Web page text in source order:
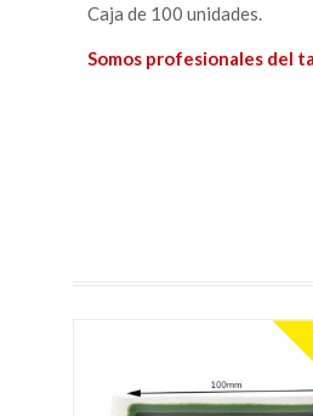
Caja de 100 unidades.
Somos profesionales del